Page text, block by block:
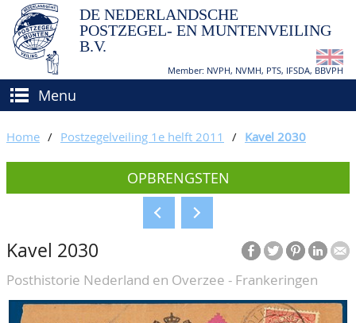
DE NEDERLANDSCHE
POSTZEGEL- EN MUNTENVEILING
B.V.
Member: NVPH, NVMH, PTS, IFSDA, BBVPH
Menu
(VER)KOPEN
Hoe verkopen?
Voorwaarden
BIEDEN
CATALOGI/OPBRENGSTEN
KEURINGSDIENST
AGENDA
Home / Postzegelveiling 1e helft 2011 / Kavel 2030
OPBRENGSTEN
Kavel 2030
Posthistorie Nederland en Overzee - Frankeringen